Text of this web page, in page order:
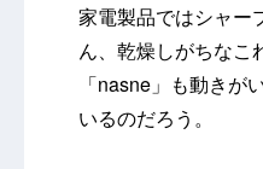
家電製品ではシャー
ん、乾燥しがちなこ
「nasne」も動き
いるのだろう。